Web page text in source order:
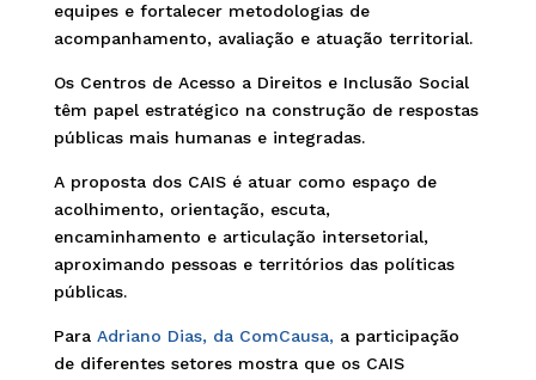
equipes e fortalecer metodologias de
acompanhamento, avaliação e atuação territorial.
Os Centros de Acesso a Direitos e Inclusão Social
têm papel estratégico na construção de respostas
públicas mais humanas e integradas.
A proposta dos CAIS é atuar como espaço de
acolhimento, orientação, escuta,
encaminhamento e articulação intersetorial,
aproximando pessoas e territórios das políticas
públicas.
ParaAdriano Dias, da ComCausa, a participação
de diferentes setores mostra que os CAIS